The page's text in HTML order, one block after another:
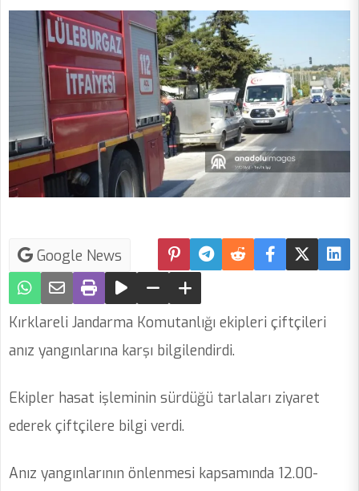
Google News
Kırklareli Jandarma Komutanlığı ekipleri çiftçileri
anız yangınlarına karşı bilgilendirdi.
Ekipler hasat işleminin sürdüğü tarlaları ziyaret
ederek çiftçilere bilgi verdi.
Anız yangınlarının önlenmesi kapsamında 12.00-